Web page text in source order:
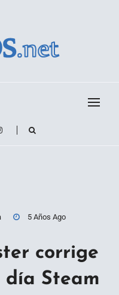
5 Años Ago
corrige
Steam